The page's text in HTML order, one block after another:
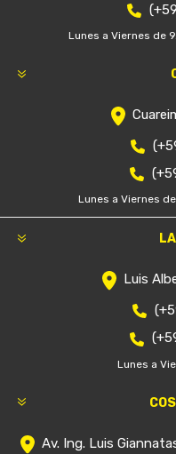
Lunes a Viernes de
Lunes a Viernes
Luis
Lunes a
Av. Ing. Luis